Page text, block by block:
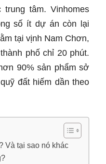
tâm. Vinhomes
số ít dự án còn lại
tại vịnh Nam Chơn,
phố chỉ 20 phút.
90% sản phẩm sở
đất hiếm dần theo
Và tại sao nó khác